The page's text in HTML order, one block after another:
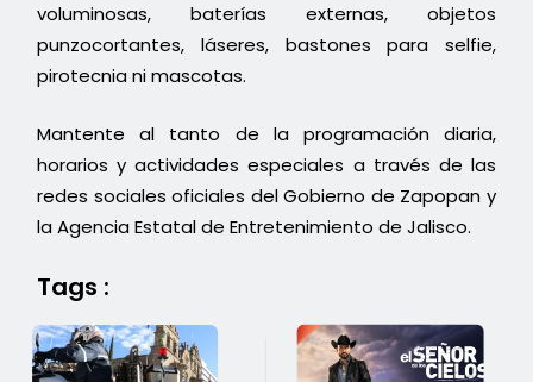
voluminosas, baterías externas, objetos
punzocortantes, láseres, bastones para selfie,
pirotecnia ni mascotas.
Mantente al tanto de la programación diaria,
horarios y actividades especiales a través de las
redes sociales oficiales del Gobierno de Zapopan y
la Agencia Estatal de Entretenimiento de Jalisco.
Tags :